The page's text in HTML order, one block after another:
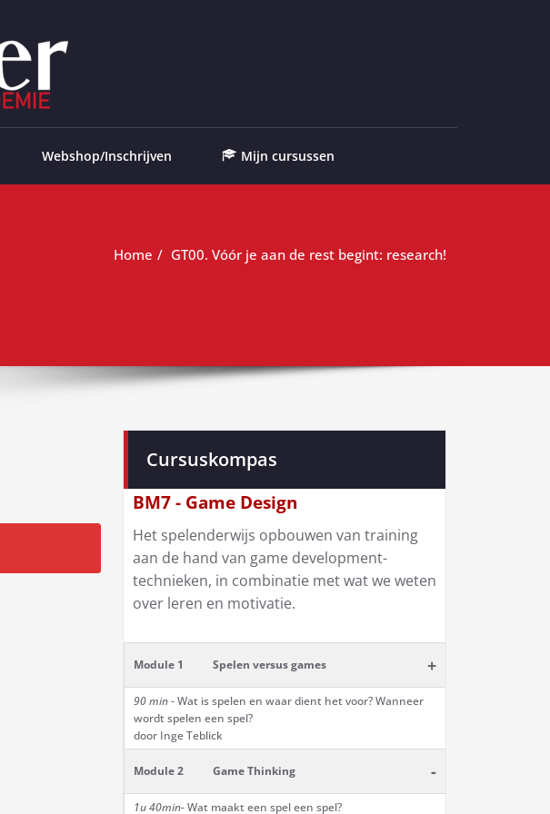
Webshop/Inschrijven Mijn cursussen
Home GT00. Vóór je aan de rest begint: research!
Cursuskompas
BM7 - Game Design
Het spelenderwijs opbouwen van training
aan de hand van game development-
technieken, in combinatie met wat we weten
over leren en motivatie.
Module 1 Spelen versus games +
90 min- Wat is spelen en waar dient het voor? Wanneer
wordt spelen een spel?
door Inge Teblick
Module 2 Game Thinking -
1u 40min-Wat maakt een spel een spel?